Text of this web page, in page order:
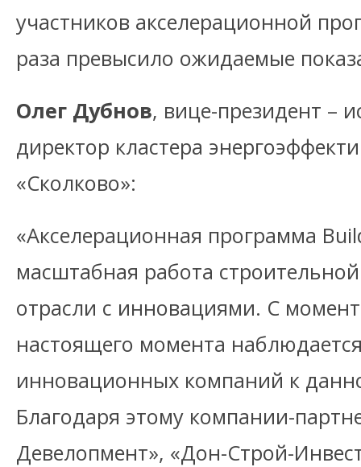
участников акселерационной
раза превысило ожидаемые
Олег Дубнов, вице-президент –
директор кластера
«Сколково»:
«Акселерационная программа
масштабная работа
отрасли с инновациями. С
настоящего момента
инновационных компаний к
Благодаря этому компании-
Девелопмент», «Дон-Строй-